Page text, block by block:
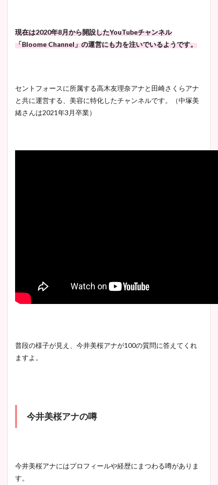
現在は2020年8月から開設したYouTubeチャンネル
「Bloome Channel」の運営にも力を注いでいるようです。
セントフォースに所属する高木友理奈アナと田崎さくらアナ
と共に運営する、美容に特化したチャンネルです。（中塚美
緒さんは2021年3月卒業）
普段の様子が見え、今井美桜アナが100の質問に答えてくれ
ますよ。
今井美桜アナの噂
今井美桜アナにはプロフィールや経歴にまつわる噂がありま
す。